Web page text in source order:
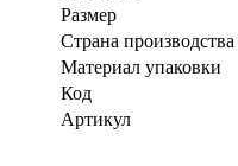
Размер
Страна производства
Материал упаковки
Код
Артикул